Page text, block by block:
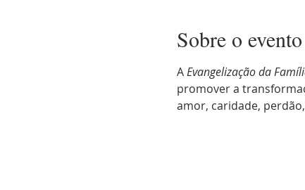
Sobre o evento
A Evangelização da
promover a
amor, caridade,